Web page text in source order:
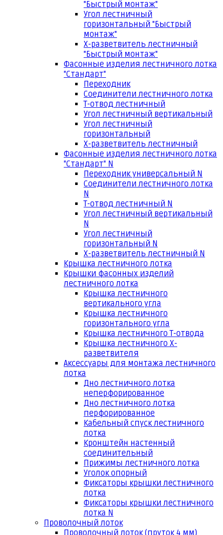
"Быстрый монтаж"
Угол лестничный
горизонтальный "Быстрый
монтаж"
Х-разветвитель лестничный
"Быстрый монтаж"
Фасонные изделия лестничного лотка
"Стандарт"
Переходник
Соединители лестничного лотка
Т-отвод лестничный
Угол лестничный вертикальный
Угол лестничный
горизонтальный
Х-разветвитель лестничный
Фасонные изделия лестничного лотка
"Стандарт" N
Переходник универсальный N
Соединители лестничного лотка
N
Т-отвод лестничный N
Угол лестничный вертикальный
N
Угол лестничный
горизонтальный N
Х-разветвитель лестничный N
Крышка лестничного лотка
Крышки фасонных изделий
лестничного лотка
Крышка лестничного
вертикального угла
Крышка лестничного
горизонтального угла
Крышка лестничного Т-отвода
Крышка лестничного Х-
разветвителя
Аксессуары для монтажа лестничного
лотка
Дно лестничного лотка
неперфорированное
Дно лестничного лотка
перфорированное
Кабельный спуск лестничного
лотка
Кронштейн настенный
соединительный
Прижимы лестничного лотка
Уголок опорный
Фиксаторы крышки лестничного
лотка
Фиксаторы крышки лестничного
лотка N
Проволочный лоток
Проволочный лоток (пруток 4 мм)